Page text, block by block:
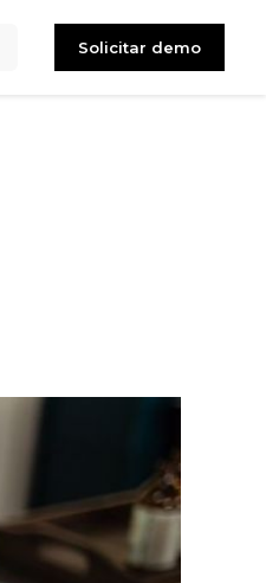
Solicitar demo